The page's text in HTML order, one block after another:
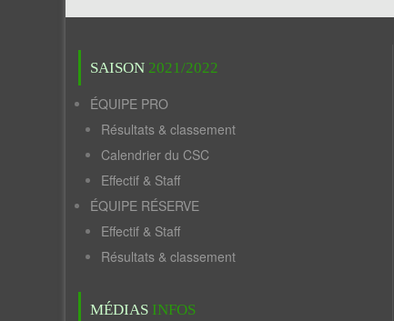
SAISON 2021/2022
ÉQUIPE PRO
Résultats & classement
Calendrier du CSC
Effectif & Staff
ÉQUIPE RÉSERVE
Effectif & Staff
Résultats & classement
MÉDIAS INFOS